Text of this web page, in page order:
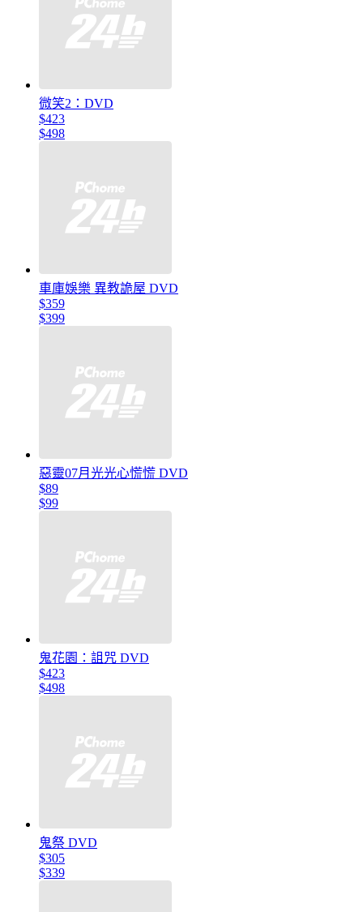
微笑2：DVD
$423
$498
車庫娛樂 異教詭屋 DVD
$359
$399
惡靈07月光光心慌慌 DVD
$89
$99
鬼花園：詛咒 DVD
$423
$498
鬼祭 DVD
$305
$339